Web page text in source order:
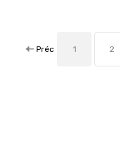
Préc 1 2